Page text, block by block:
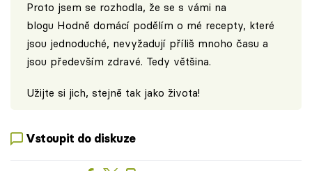
Proto jsem se rozhodla, že se s vámi na
blogu Hodně domácípodělím o mé recepty, které
jsou jednoduché, nevyžadují příliš mnoho času a
jsou především zdravé. Tedy většina.
Užijte si jich, stejně tak jako života!
Vstoupit do diskuze